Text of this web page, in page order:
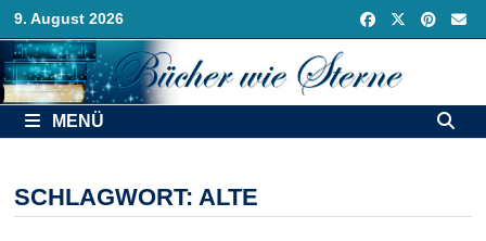
Zurück
zum
Inhalt
9. August 2026
MENÜ
SCHLAGWORT: ALTE